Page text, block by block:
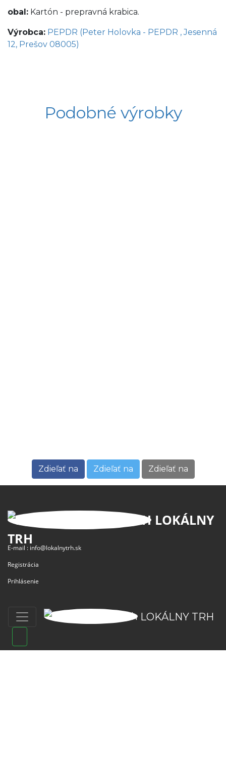
LOKÁLNY TRH
obal: Kartón - prepravná krabica.
Výrobca: PEPDR (Peter Holovka - PEPDR , Jesenná
12, Prešov 08005)
Podobné výrobky
Zdieľať na Zdieľať na Zdieľať na
LOKÁLNY
TRH
E-mail : info@lokalnytrh.sk
Registrácia
Prihlásenie
ZÁKLADNÉ ODKAZY